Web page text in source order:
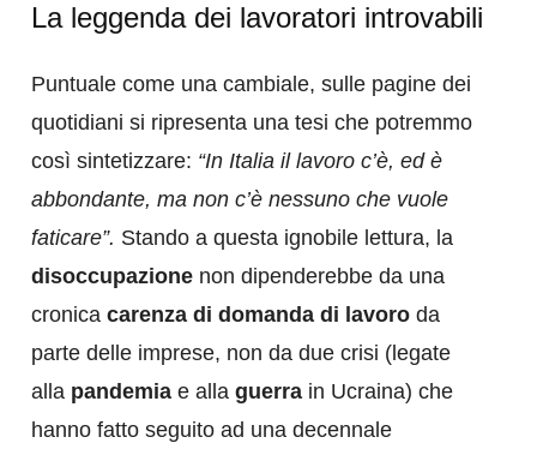
La leggenda dei lavoratori introvabili
Puntuale come una cambiale, sulle pagine dei
quotidiani si ripresenta una tesi che potremmo
così sintetizzare: “In Italia il lavoro c’è, ed è
abbondante, ma non c’è nessuno che vuole
faticare”. Stando a questa ignobile lettura, la
disoccupazione non dipenderebbe da una
cronica carenza di domanda di lavoro da
parte delle imprese, non da due crisi (legate
alla pandemia e alla guerra in Ucraina) che
hanno fatto seguito ad una decennale